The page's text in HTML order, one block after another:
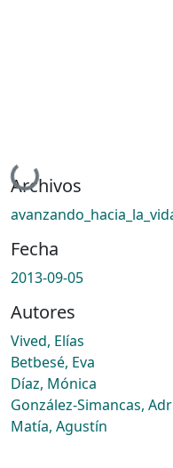
Cargando...
Archivos
Fecha
2013-09-05
Autores
Vived, Elías
Betbesé, Eva
Díaz, Mónica
González-Simancas,
Matía, Agustín